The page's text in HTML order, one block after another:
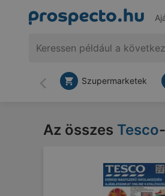
Vissza
Szupermarketek
Az összes Tesco